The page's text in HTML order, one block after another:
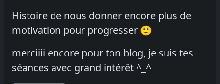
Histoire de nous donner encore plus de
motivation pour progresser 🙂
merciiii encore pour ton blog, je suis tes
séances avec grand intérêt ^_^